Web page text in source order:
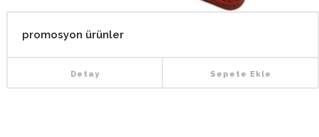
promosyon ürünler
Detay Sepete Ekle